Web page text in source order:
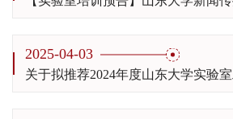
2025-04-03